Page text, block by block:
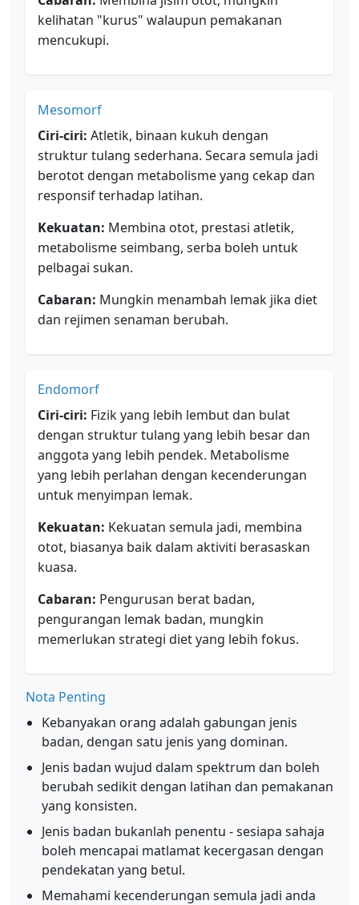
kelihatan "kurus" walaupun pemakanan
mencukupi.
Mesomorf
Ciri-ciri: Atletik, binaan kukuh dengan
struktur tulang sederhana. Secara semula jadi
berotot dengan metabolisme yang cekap dan
responsif terhadap latihan.
Kekuatan: Membina otot, prestasi atletik,
metabolisme seimbang, serba boleh untuk
pelbagai sukan.
Cabaran: Mungkin menambah lemak jika diet
dan rejimen senaman berubah.
Endomorf
Ciri-ciri: Fizik yang lebih lembut dan bulat
dengan struktur tulang yang lebih besar dan
anggota yang lebih pendek. Metabolisme
yang lebih perlahan dengan kecenderungan
untuk menyimpan lemak.
Kekuatan: Kekuatan semula jadi, membina
otot, biasanya baik dalam aktiviti berasaskan
kuasa.
Cabaran: Pengurusan berat badan,
pengurangan lemak badan, mungkin
memerlukan strategi diet yang lebih fokus.
Nota Penting
Kebanyakan orang adalah gabungan jenis
badan, dengan satu jenis yang dominan.
Jenis badan wujud dalam spektrum dan boleh
berubah sedikit dengan latihan dan pemakanan
yang konsisten.
Jenis badan bukanlah penentu - sesiapa sahaja
boleh mencapai matlamat kecergasan dengan
pendekatan yang betul.
Memahami kecenderungan semula jadi anda